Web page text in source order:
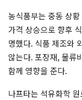
농식품부는 중동 상
가격 상승으로 향후
명했다. 식품 제조와
않는다. 포장재, 물류
함께 영향을 준다.
나프타는 석유화학